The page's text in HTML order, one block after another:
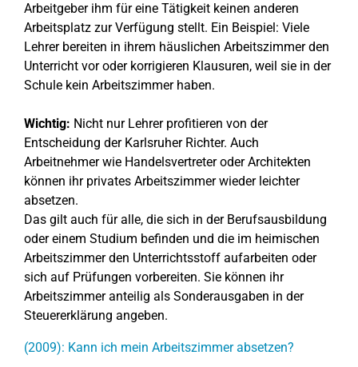
Arbeitgeber ihm für eine Tätigkeit keinen anderen
Arbeitsplatz zur Verfügung stellt. Ein Beispiel: Viele
Lehrer bereiten in ihrem häuslichen Arbeitszimmer den
Unterricht vor oder korrigieren Klausuren, weil sie in der
Schule kein Arbeitszimmer haben.
Wichtig: Nicht nur Lehrer profitieren von der
Entscheidung der Karlsruher Richter. Auch
Arbeitnehmer wie Handelsvertreter oder Architekten
können ihr privates Arbeitszimmer wieder leichter
absetzen.
Das gilt auch für alle, die sich in der Berufsausbildung
oder einem Studium befinden und die im heimischen
Arbeitszimmer den Unterrichtsstoff aufarbeiten oder
sich auf Prüfungen vorbereiten. Sie können ihr
Arbeitszimmer anteilig als Sonderausgaben in der
Steuererklärung angeben.
(2009): Kann ich mein Arbeitszimmer absetzen?